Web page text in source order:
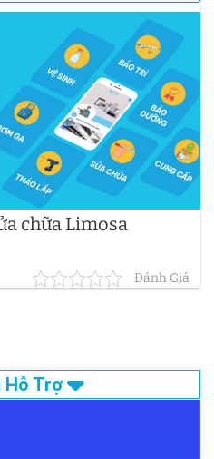
chữa Limosa
Đánh Giá
Hỗ Trợ